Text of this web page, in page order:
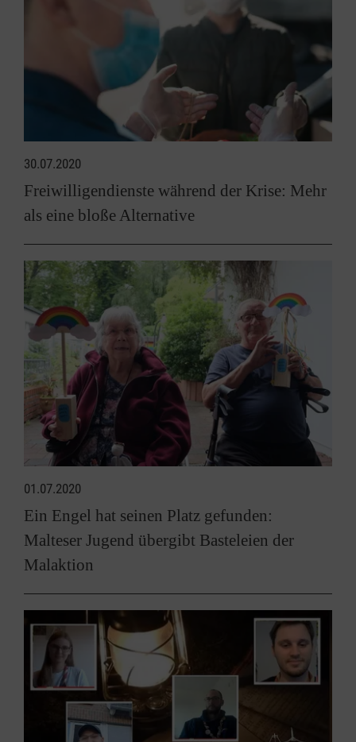
30.07.2020
Freiwilligendienste während der Krise: Mehr
als eine bloße Alternative
01.07.2020
Ein Engel hat seinen Platz gefunden:
Malteser Jugend übergibt Basteleien der
Malaktion